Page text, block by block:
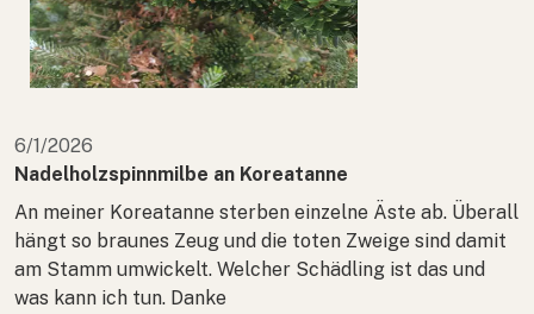
6/1/2026
Nadelholzspinnmilbe an Koreatanne
An meiner Koreatanne sterben einzelne Äste ab. Überall
hängt so braunes Zeug und die toten Zweige sind damit
am Stamm umwickelt. Welcher Schädling ist das und
was kann ich tun. Danke